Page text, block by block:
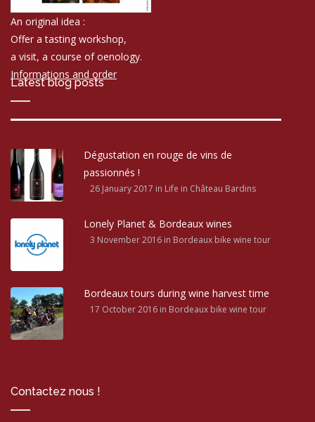
An original idea :
Offer a tasting workshop,
a visit, a course of oenology.
Informations and order
Latest blog posts
Dégustation en rouge de vins de
passionnés !
26 January 2017 in Life in Château Bardins
Lonely Planet & Bordeaux wines
3 November 2016in Bordeaux bike wine tour
Bordeaux tours during wine harvest time
17 October 2016in Bordeaux bike wine tour
Contactez nous !